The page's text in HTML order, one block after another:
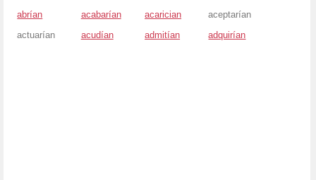
abrían acabarían acarician
aceptarían
actuarían
acudían admitían adquirían